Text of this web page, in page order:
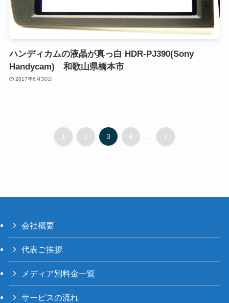
ハンディカムの液晶が真っ白 HDR-PJ390(Sony
Handycam) 和歌山県橋本市
2017年6月30日
1 2 3 4 7
会社概要
代表ご挨拶
メディア別料金一覧
サービスの流れ